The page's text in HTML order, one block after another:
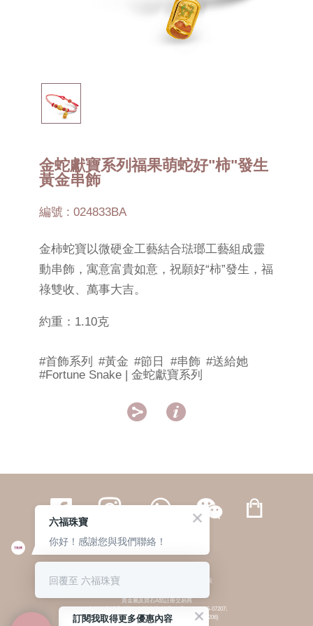
金蛇獻寶系列福果萌蛇好"柿"發生
黃金串飾
編號 : 024833BA
金柿蛇寶以微硬金工藝結合琺瑯工藝組成靈
動串飾，寓意富貴如意，祝願好“柿”發生，福
祿雙收、萬事大吉。
約重：1.10克
#首飾系列 #黃金 #節日 #串飾 #送給她
#Fortune Snake | 金蛇獻寶系列
 
繁體 | 簡体
© 六福集團 版權所有 不得轉載 私隱政策
貴金屬及寶石A類註冊交易商
(六福企業禮品(國際)有限公司-註冊號碼:A-B-24-05-07207;
六福電子商貿有限公司-註冊號碼:A-B-24-05-07206)
訂閱我取得更多優惠內容
六福珠寶
你好！感謝您與我們聯絡！
回覆至 六福珠寶